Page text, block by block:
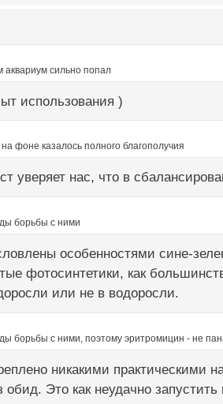
аквариум сильно попал
использования )
фоне казалось полного благополучия
уверяет нас, что в
борьбы с ними
особенностями сине-
фотосинтетики, как
или не в водоросли.
борьбы с ними, поэтому эритромицин - не
никакими практическими
Это как неудачно